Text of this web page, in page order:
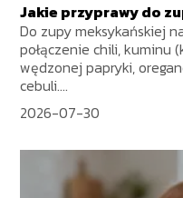
Jakie przyprawy do
Do zupy meksykańskiej
połączenie chili, kuminu
wędzonej papryki,
cebuli....
2026-07-30